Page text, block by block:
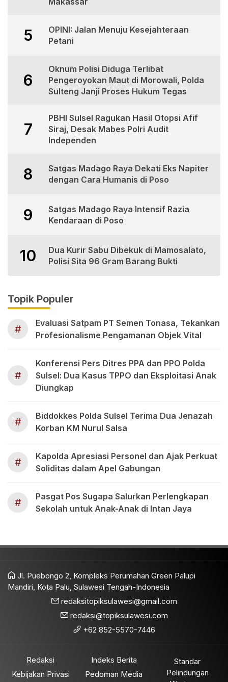
5
OPINI: Jalan Menuju Kesejahteraan
Petani
6
Oknum Polisi Diduga Terlibat
Pengeroyokan Maut di Morowali, Polda
Sulteng Janji Proses Hukum Tegas
7
PBHI Sulsel Ragukan Hasil Otopsi Afif
Siraj, Desak Mabes Polri Audit
Independen
8
Satgas Madago Raya Dekati Eks Napiter
dengan Cara Humanis di Poso
9
Satgas Madago Raya Intensif Razia
Kendaraan di Poso
10
Dua Kurir Sabu Dibekuk di Mamosalato,
Polisi Sita 96 Gram Barang Bukti
Topik Populer
#
Evaluasi Satpam PT Semen Tonasa, Tekankan
Profesionalisme Pengamanan Objek Vital
#
Konferensi Pers Ditres PPA dan PPO Polda
Sulsel: Dua Kasus TPPO dan Eksploitasi Anak
Diungkap
#
Biddokkes Polda Sulsel Terima Dua Jenazah
Korban KM Nurul Salsa
#
Kapolda Apresiasi Personel dan Ajak Perkuat
Soliditas dalam Apel Gabungan
#
Pasgat Pos Sugapa Salurkan Perlengkapan
Sekolah untuk Anak-Anak di Intan Jaya
Jl. Puebongo 2, Kompleks Perumahan Green Palupi
Mandiri, Kota Palu, Sulawesi Tengah-Indonesia
redaksitopiksulawesi@gmail.com
redaksi@topiksulawesi.com
+62 852-5570-7446
Redaksi
Kebijakan Privasi
Indeks Berita
Pedoman Media
Standar
Pelindungan